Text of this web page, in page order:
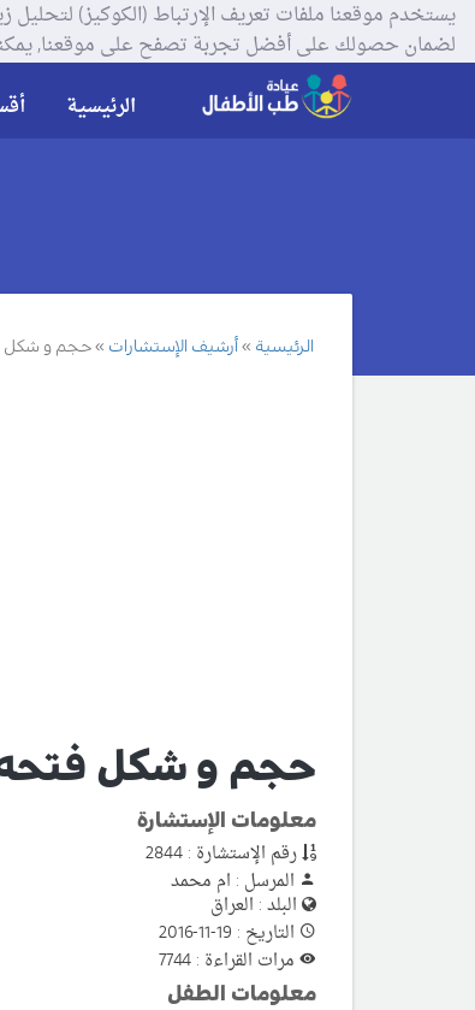
لضمان حصولك على أفضل تجربة تصفح على موقعنا,
الرئيسية
الرئيسية أرشيف الإستشارات حجم و شكل
حجم و شكل فتحه
معلومات الإستشارة
رقم الإستشارة : 2844
المرسل : ام محمد
البلد : العراق
التاريخ : 19-11-2016
مرات القراءة : 7744
معلومات الطفل